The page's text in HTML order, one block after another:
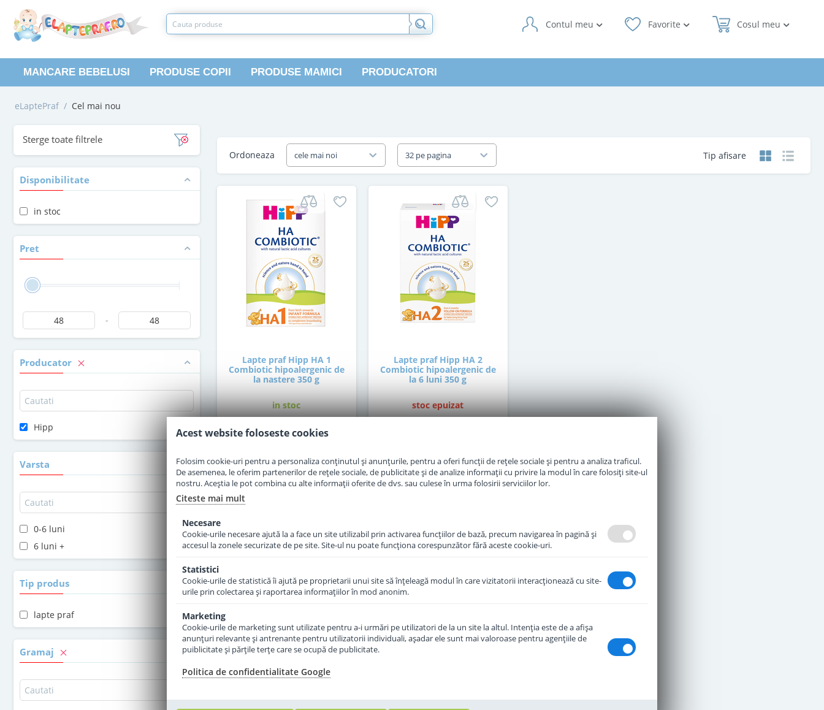
Cosul meu
Favorite
Contul meu
MANCARE BEBELUSI PRODUSE COPII PRODUSE MAMICI PRODUCATORI
eLaptePraf / Cel mai nou
Sterge toate filtrele
Disponibilitate
in stoc
Pret
-
Producator
Hipp
Varsta
0-6 luni
6 luni +
Tip produs
lapte praf
Gramaj
Tip afisare
Ordoneaza cele mai noi 32 pe pagina
Lapte praf Hipp HA 1
Combiotic hipoalergenic de
la nastere 350 g
in stoc
Adauga in cos
Lapte praf Hipp HA 2
Combiotic hipoalergenic de
la 6 luni 350 g
stoc epuizat
Momentan Indisponibil
Acest website foloseste cookies
Folosim cookie-uri pentru a personaliza conținutul și anunțurile, pentru a oferi funcții de rețele sociale și pentru a analiza traficul.
De asemenea, le oferim partenerilor de rețele sociale, de publicitate și de analize informații cu privire la modul în care folosiți site-ul
nostru. Aceștia le pot combina cu alte informații oferite de dvs. sau culese în urma folosirii serviciilor lor.
Citeste mai mult
Necesare
Cookie-urile necesare ajută la a face un site utilizabil prin activarea funcţiilor de bază, precum navigarea în pagină şi
accesul la zonele securizate de pe site. Site-ul nu poate funcţiona corespunzător fără aceste cookie-uri.
Statistici
Cookie-urile de statistică îi ajută pe proprietarii unui site să înţeleagă modul în care vizitatorii interacţionează cu site-
urile prin colectarea şi raportarea informaţiilor în mod anonim.
Marketing
Cookie-urile de marketing sunt utilizate pentru a-i urmări pe utilizatori de la un site la altul. Intenţia este de a afişa
anunţuri relevante şi antrenante pentru utilizatorii individuali, aşadar ele sunt mai valoroase pentru agenţiile de
puiblicitate şi părţile terţe care se ocupă de publicitate.
Politica de confidentialitate Google